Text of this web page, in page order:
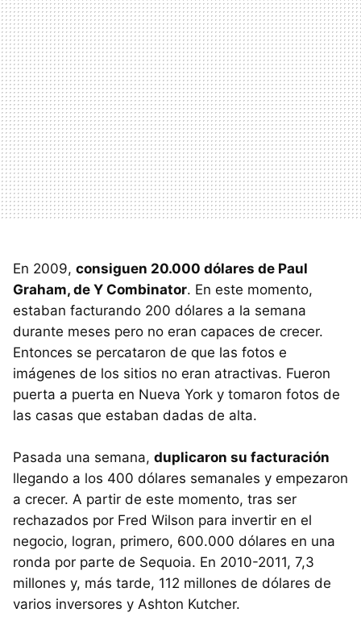
En 2009, consiguen 20.000 dólares de Paul
Graham, de Y Combinator. En este momento,
estaban facturando 200 dólares a la semana
durante meses pero no eran capaces de crecer.
Entonces se percataron de que las fotos e
imágenes de los sitios no eran atractivas. Fueron
puerta a puerta en Nueva York y tomaron fotos de
las casas que estaban dadas de alta.
Pasada una semana, duplicaron su facturación
llegando a los 400 dólares semanales y empezaron
a crecer. A partir de este momento, tras ser
rechazados por Fred Wilson para invertir en el
negocio, logran, primero, 600.000 dólares en una
ronda por parte de Sequoia. En 2010-2011, 7,3
millones y, más tarde, 112 millones de dólares de
varios inversores y Ashton Kutcher.